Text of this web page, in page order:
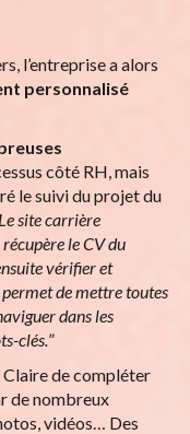
l’entreprise a alors
personnalisé
côté RH, mais
le suivi du projet du
Le site carrière
le CV du
vérifier et
de mettre toutes
dans les
clés.”
Claire de compléter
de nombreux
vidéos… Des